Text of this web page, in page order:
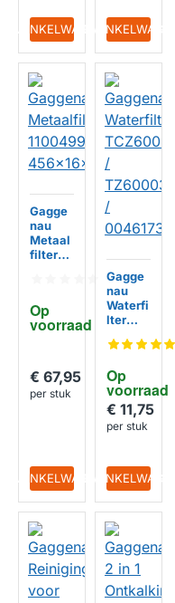
IN WINKELWAGENIN WINKELWAGEN
Op
voorraad
Gagge
nau
Metaal
filter
x8mm
€ 67,95
per stuk
IN WINKELWAGEN
Op
voorraad
Gagge
nau
Waterfi
lter
03 /
03 /
004617
32
€ 11,75
per stuk
IN WINKELWAGEN